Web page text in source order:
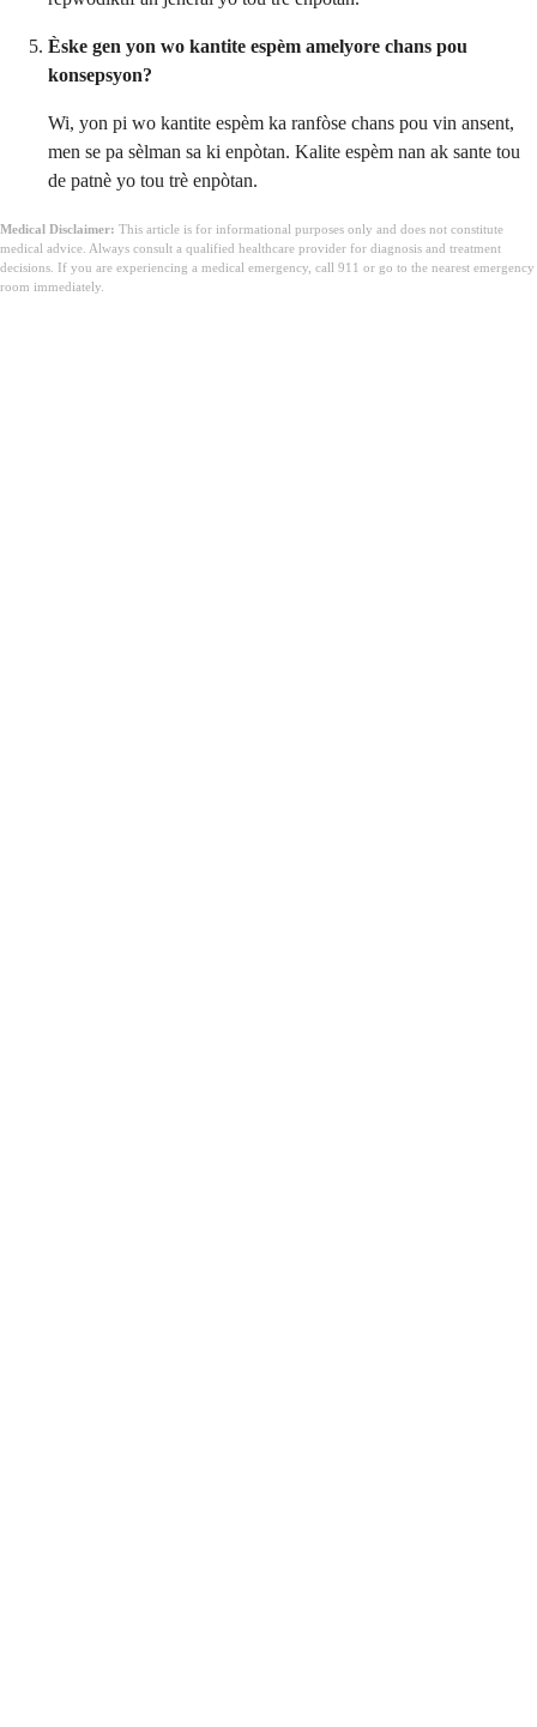
Èske gen yon wo kantite espèm amelyore chans pou
konsepsyon?
Wi, yon pi wo kantite espèm ka ranfòse chans pou vin ansent,
men se pa sèlman sa ki enpòtan. Kalite espèm nan ak sante tou
de patnè yo tou trè enpòtan.
Medical Disclaimer: This article is for informational purposes only and does not constitute
medical advice. Always consult a qualified healthcare provider for diagnosis and treatment
decisions. If you are experiencing a medical emergency, call 911 or go to the nearest emergency
room immediately.